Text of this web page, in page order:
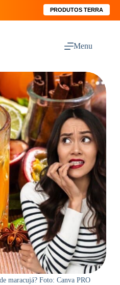
PRODUTOS TERRA
Menu
maracujá? Foto: Canva PRO